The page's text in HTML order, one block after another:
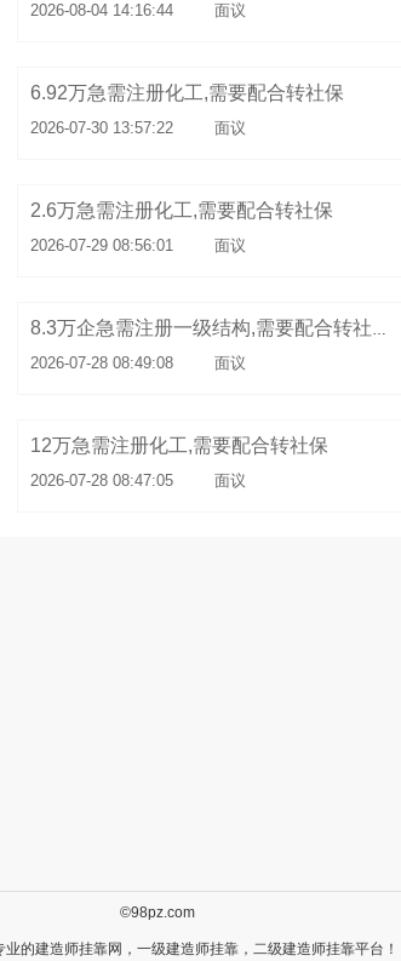
2026-08-04 14:16:44 面议
6.92万急需注册化工,需要配合转社保
2026-07-30 13:57:22 面议
2.6万急需注册化工,需要配合转社保
2026-07-29 08:56:01 面议
8.3万企急需注册一级结构,需要配合转社保直签
2026-07-28 08:49:08 面议
12万急需注册化工,需要配合转社保
2026-07-28 08:47:05 面议
©98pz.com
业的建造师挂靠网， 一级建造师挂靠 ， 二级建造师挂靠平台！